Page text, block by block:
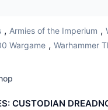
, Armies of the Imperium ,
Wargame , Warhammer
CUSTODIAN